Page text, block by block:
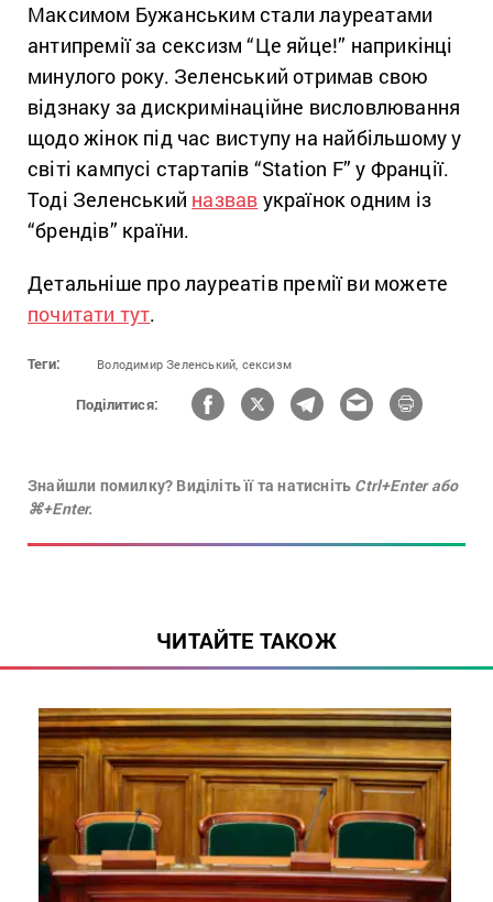
Максимом Бужанським стали лауреатами
антипремії за сексизм “Це яйце!” наприкінці
минулого року. Зеленський отримав свою
відзнаку за дискримінаційне висловлювання
щодо жінок під час виступу на найбільшому у
світі кампусі стартапів “Station F” у Франції.
Тоді Зеленський назвав українок одним із
“брендів” країни.
Детальніше про лауреатів премії ви можете
почитати тут.
Теги: Володимир Зеленський, сексизм
Поділитися:
Знайшли помилку? Виділіть її та натисніть Ctrl+Enter або
⌘+Enter.
ЧИТАЙТЕ ТАКОЖ